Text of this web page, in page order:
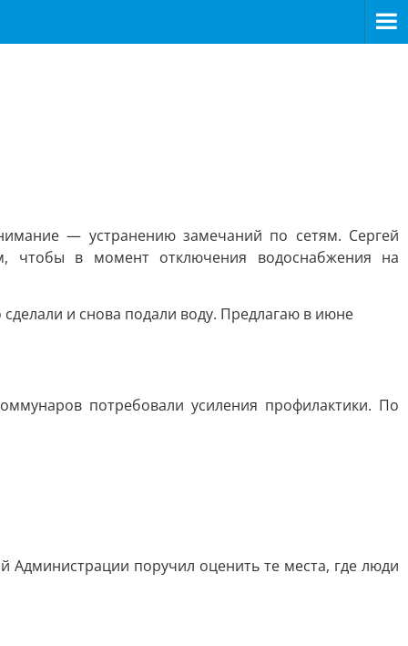
— устранению замечаний по сетям. Сергей
чтобы в момент отключения водоснабжения на
и снова подали воду. Предлагаю в июне
потребовали усиления профилактики. По
поручил оценить те места, где люди